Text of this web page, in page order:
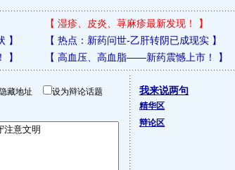
【 湿疹、皮炎、荨麻疹最新发现！
】
】 【 热点：新药问世-乙肝转阴已成现实】
】 【 高血压、高血脂——新药震憾上市！ 】
藏地址 设为辩论话题 我来说两句
精华区
辩论区